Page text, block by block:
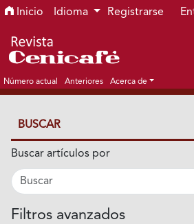
Ir al menú de navegación principal
Ir al contenido principal
Ir al pie de página del sitio
Inicio Idioma Registrarse
Número actual Anteriores Acerca de
BUSCAR
Buscar artículos por
Filtros avanzados